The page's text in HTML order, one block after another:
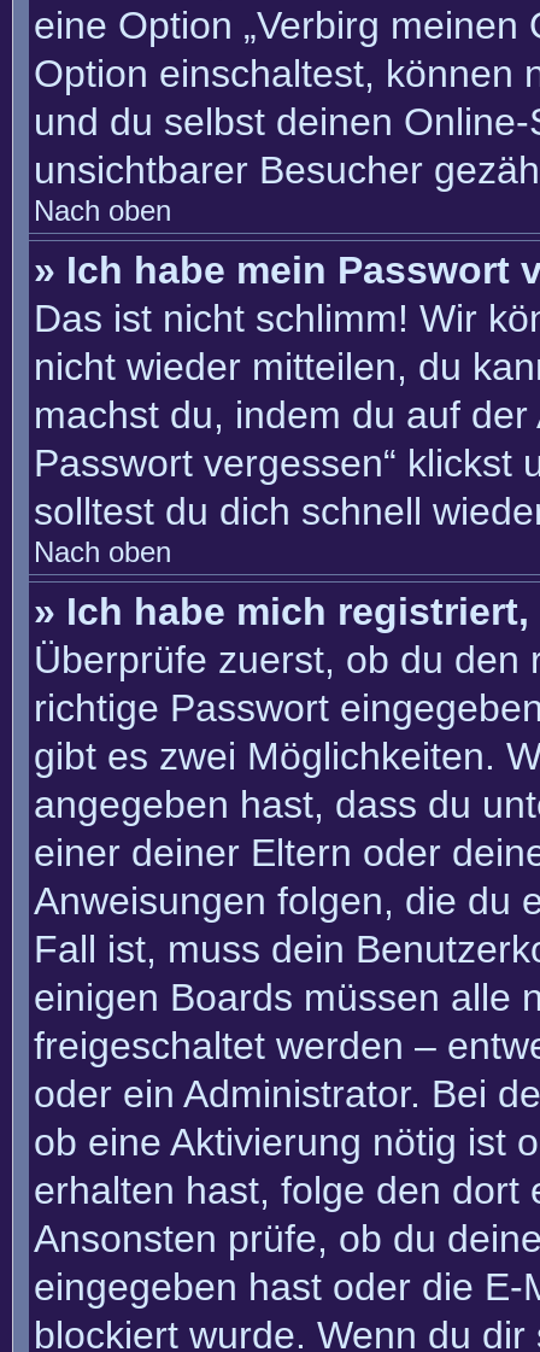
eine Option „Verbirg meinen
Option einschaltest, können
und du selbst deinen
unsichtbarer Besucher
Nach oben
» Ich habe mein Passwort
Das ist nicht schlimm! Wir
nicht wieder mitteilen, du
machst du, indem du auf
Passwort vergessen“ klickst
solltest du dich schnell
Nach oben
» Ich habe mich
Überprüfe zuerst, ob du den
richtige Passwort
gibt es zwei Möglichkeiten.
angegeben hast, dass du
einer deiner Eltern oder
Anweisungen folgen, die du
Fall ist, muss dein
einigen Boards müssen alle
freigeschaltet werden –
oder ein Administrator. Bei
ob eine Aktivierung nötig ist
erhalten hast, folge den dort
Ansonsten prüfe, ob du
eingegeben hast oder die
blockiert wurde. Wenn du